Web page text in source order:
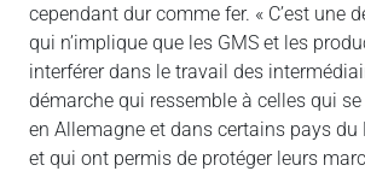
cependant dur comme fer. « C’est une
qui n’implique que les GMS et les
interférer dans le travail des
démarche qui ressemble à celles qui
en Allemagne et dans certains pays du
et qui ont permis de protéger leurs